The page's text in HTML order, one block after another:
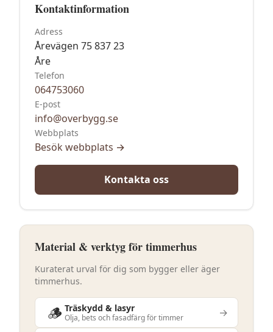
Kontaktinformation
Adress
Årevägen 75 837 23
Åre
Telefon
064753060
E-post
info@overbygg.se
Webbplats
Besök webbplats →
Kontakta oss
Material & verktyg för timmerhus
Kuraterat urval för dig som bygger eller äger
timmerhus.
🪵 Träskydd & lasyr
Olja, bets och fasadfärg för timmer →